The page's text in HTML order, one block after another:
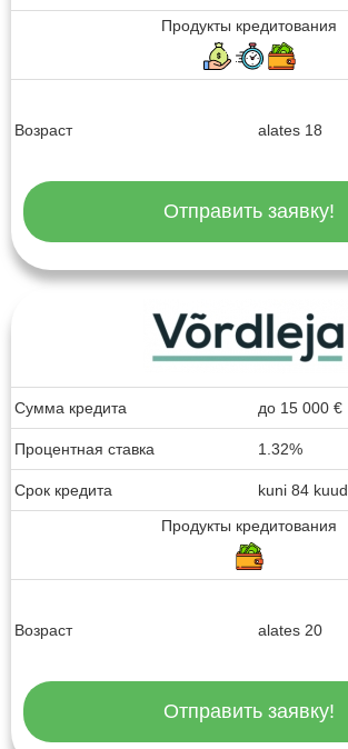
Продукты кредитования
Возраст alates 18
Отправить заявку!
Сумма кредита до 15 000 €
Процентная ставка 1.32%
Срок кредита
kuni 84 kuud
Продукты кредитования
Возраст alates 20
Отправить заявку!